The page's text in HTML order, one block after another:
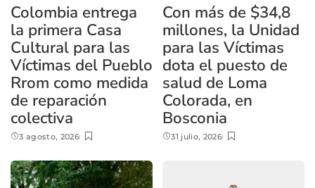
Colombia entrega
la primera Casa
Cultural para las
Víctimas del Pueblo
Rrom como medida
de reparación
colectiva
3 agosto, 2026
Con más de $34,8
millones, la Unidad
para las Víctimas
dota el puesto de
salud de Loma
Colorada, en
Bosconia
31 julio, 2026